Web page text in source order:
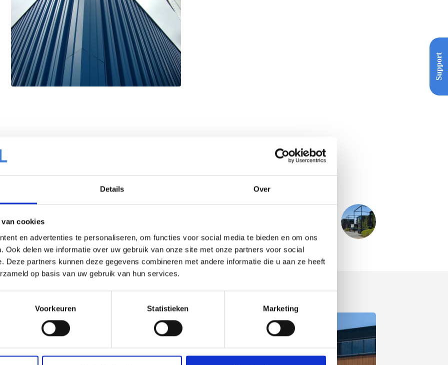
Details Over
van cookies
en advertenties te personaliseren, om functies voor social media te bieden en om ons
Ook delen we informatie over uw gebruik van onze site met onze partners voor social
Deze partners kunnen deze gegevens combineren met andere informatie die u aan ze heeft
op basis van uw gebruik van hun services.
Voorkeuren Statistieken Marketing
Support